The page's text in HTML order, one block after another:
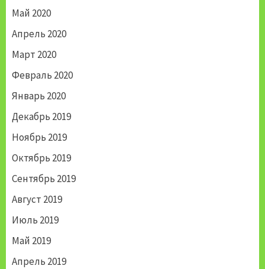
Май 2020
Апрель 2020
Март 2020
Февраль 2020
Январь 2020
Декабрь 2019
Ноябрь 2019
Октябрь 2019
Сентябрь 2019
Август 2019
Июль 2019
Май 2019
Апрель 2019